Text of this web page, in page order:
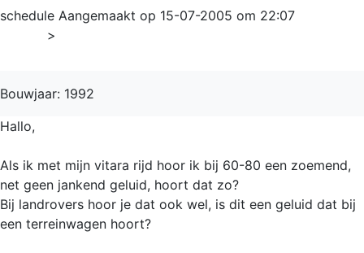
schedule Aangemaakt op 15-07-2005 om 22:07
>
Bouwjaar: 1992
Hallo,
Als ik met mijn vitara rijd hoor ik bij 60-80 een zoemend,
net geen jankend geluid, hoort dat zo?
Bij landrovers hoor je dat ook wel, is dit een geluid dat bij
een terreinwagen hoort?